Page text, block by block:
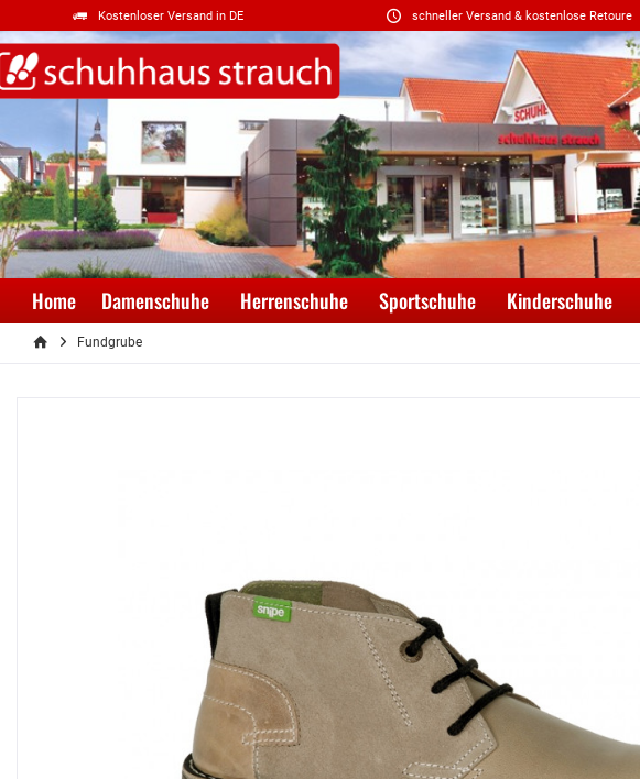
Kostenloser Versand in DE schneller Versand & kostenlose Retoure
Home Damenschuhe Herrenschuhe Sportschuhe Kinderschuhe
Fundgrube